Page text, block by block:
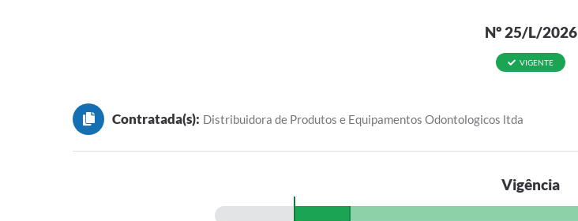
Nº 25/L/2026
VIGENTE
Contratada(s): Distribuidora de Produtos e Equipamentos Odontologicos ltda
Vigência